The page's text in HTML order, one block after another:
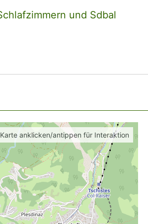
und Sdbal
Karte anklicken/antippen für Interaktion